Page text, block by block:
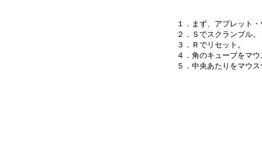
１．まず、アプレット
２．Ｓでスクランブル。
３．Ｒでリセット。
４．角のキューブをマ